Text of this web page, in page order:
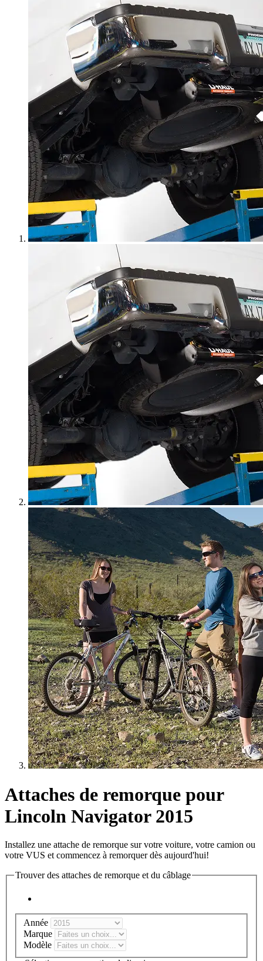
Attaches de remorque pour
Lincoln Navigator 2015
Installez une attache de remorque sur votre voiture, votre camion ou
votre VUS et commencez à remorquer dès aujourd'hui!
Trouver des attaches de remorque et du câblage
Année
Marque
Modèle